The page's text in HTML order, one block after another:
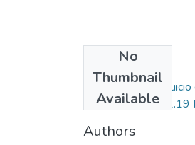
No
Thumbnail
Available
Validación por
para medir....pdf (1.19
Authors